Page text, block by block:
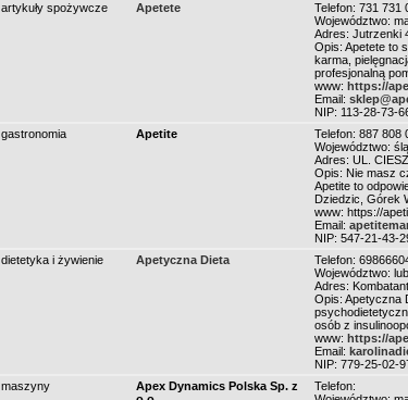
artykuły spożywcze
Apetete
Telefon: 731 731
Województwo:
Adres: Jutrzenki
Opis: Apetete to
karma,
profesjonalną
www: https://
Email:
NIP: 113-28-73-
gastronomia
Apetite
Telefon: 887 808
Województwo:
Adres: UL.
Opis: Nie masz
Apetite to
Dziedzic, Górek
www: https://
Email:
NIP: 547-21-43-
dietetyka i żywienie
Apetyczna Dieta
Telefon:
Województwo:
Adres:
Opis: Apetyczna
osób z
www: https://
Email:
NIP: 779-25-02-
maszyny
Apex Dynamics Polska Sp. z
Telefon: